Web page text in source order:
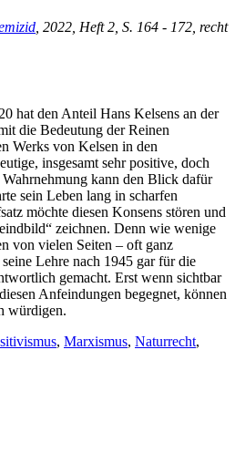
, 2022, Heft 2, S. 164 - 172, recht
hat den Anteil Hans Kelsens an der
die Bedeutung der Reinen
Werks von Kelsen in den
insgesamt sehr positive, doch
kann den Blick dafür
sein Leben lang in scharfen
möchte diesen Konsens stören und
zeichnen. Denn wie wenige
von vielen Seiten – oft ganz
Lehre nach 1945 gar für die
gemacht. Erst wenn sichtbar
Anfeindungen begegnet, können
würdigen.
, Marxismus, Naturrecht,